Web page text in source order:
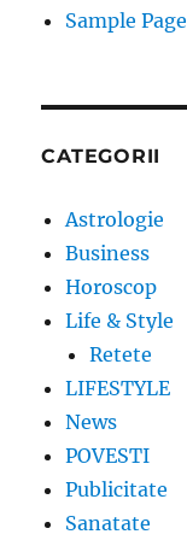
Sample Page
CATEGORII
Astrologie
Business
Horoscop
Life & Style
Retete
LIFESTYLE
News
POVESTI
Publicitate
Sanatate